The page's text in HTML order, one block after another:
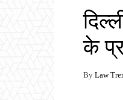
के
By Law